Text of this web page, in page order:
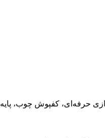
حرفه‌ای، کفپوش چوب،